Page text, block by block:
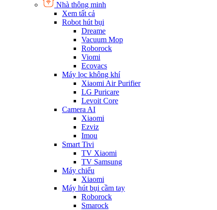
Nhà thông minh
Xem tất cả
Robot hút bụi
Dreame
Vacuum Mop
Roborock
Viomi
Ecovacs
Máy lọc không khí
Xiaomi Air Purifier
LG Puricare
Levoit Core
Camera AI
Xiaomi
Ezviz
Imou
Smart Tivi
TV Xiaomi
TV Samsung
Máy chiếu
Xiaomi
Máy hút bụi cầm tay
Roborock
Smarock